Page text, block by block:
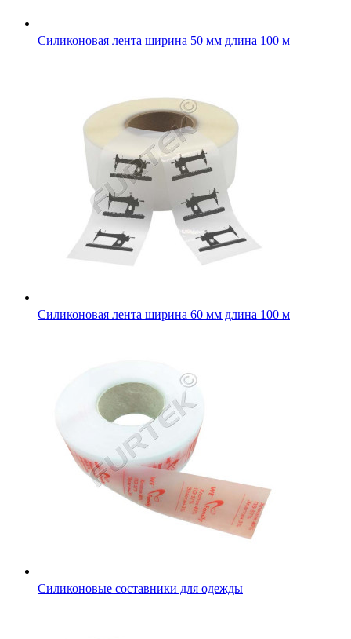
Силиконовая лента ширина 50 мм длина 100 м
Силиконовая лента ширина 60 мм длина 100 м
Силиконовые составники для одежды